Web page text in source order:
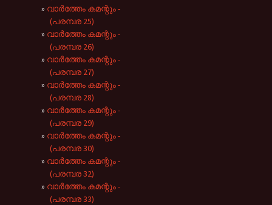
വാർത്തേം കമന്റും -
(പരമ്പര 25)
വാർത്തേം കമന്റും -
(പരമ്പര 26)
വാർത്തേം കമന്റും -
(പരമ്പര 27)
വാർത്തേം കമന്റും -
(പരമ്പര 28)
വാർത്തേം കമന്റും -
(പരമ്പര 29)
വാർത്തേം കമന്റും -
(പരമ്പര 30)
വാർത്തേം കമന്റും -
(പരമ്പര 32)
വാർത്തേം കമന്റും -
(പരമ്പര 33)